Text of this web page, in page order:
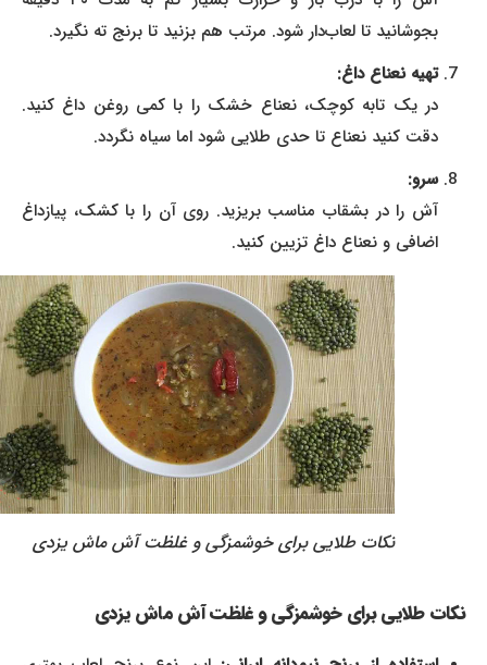
بجوشانید تا لعاب‌دار شود. مرتب هم بزنید تا برنج ته نگیرد.
تهیه نعناع داغ:
در یک تابه کوچک، نعناع خشک را با کمی روغن داغ کنید.
دقت کنید نعناع تا حدی طلایی شود اما سیاه نگردد.
سرو:
آش را در بشقاب مناسب بریزید. روی آن را با کشک، پیازداغ
اضافی و نعناع داغ تزیین کنید.
نکات طلایی برای خوشمزگی و غلظت آش ماش یزدی
نکات طلایی برای خوشمزگی و غلظت آش ماش یزدی